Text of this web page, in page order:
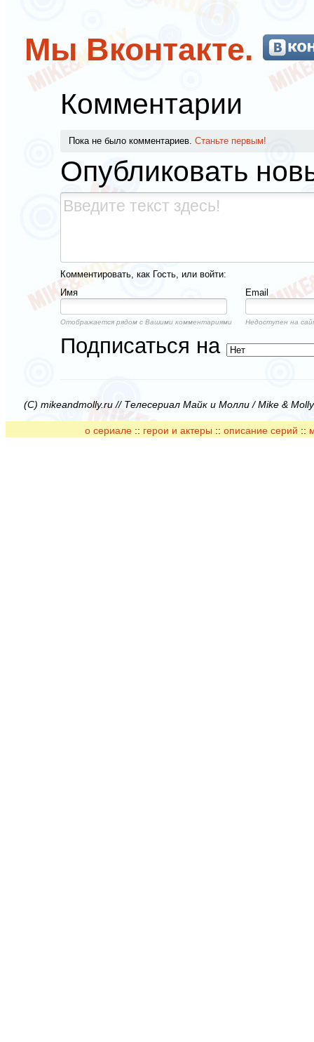
Мы Вконтакте.
Комментарии
Пока не было комментариев. Станьте первым!
Опубликовать
Комментировать, как Гость, или войти:
Имя
Email
Отображается рядом с Вашими комментариями Недоступен на
Подписаться на
(C) mikeandmolly.ru // Телесериал Майк и Молли / Mike &
о сериале :: герои и актеры :: описание серий ::